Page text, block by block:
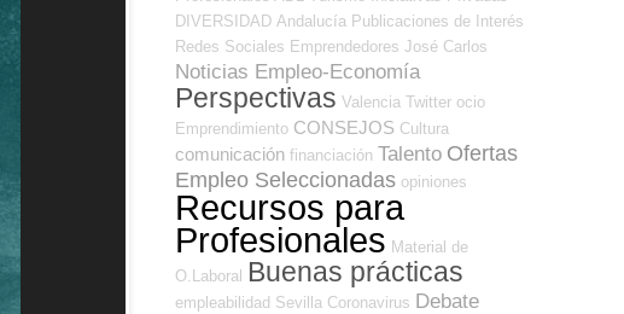
DIVERSIDAD Andalucía Publicaciones de Interés
Redes Sociales Emprendedores José Carlos
Noticias Empleo-Economía
Perspectivas Valencia Twitter ocio
Emprendimiento CONSEJOS Cultura
comunicación financiación Talento Ofertas
Empleo Seleccionadas opiniones
Recursos para
Profesionales Material de
O.Laboral
Buenas prácticas
empleabilidad Sevilla Coronavirus Debate